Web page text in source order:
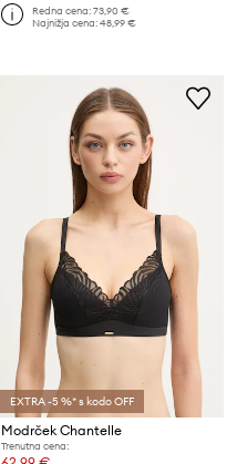
Redna cena:73,90 €
Najnižja cena:48,99 €
EXTRA -5 %* s kodo OFF
Modrček Chantelle
Trenutna cena: